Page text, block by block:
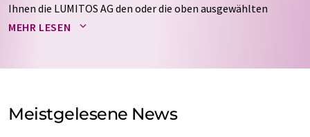
Ihnen die LUMITOS AG den oder die oben ausgewählten
Newsletter per E-Mail zusendet. Ihre Daten werden
auf Basis unsererDatenschutzerklärung. LUMITOS darf
Meinungsforschung per E-Mail kontaktieren. Ihre
Einwilligung können Sie jederzeit ohne Angabe von
MEHR LESEN
Meistgelesene News